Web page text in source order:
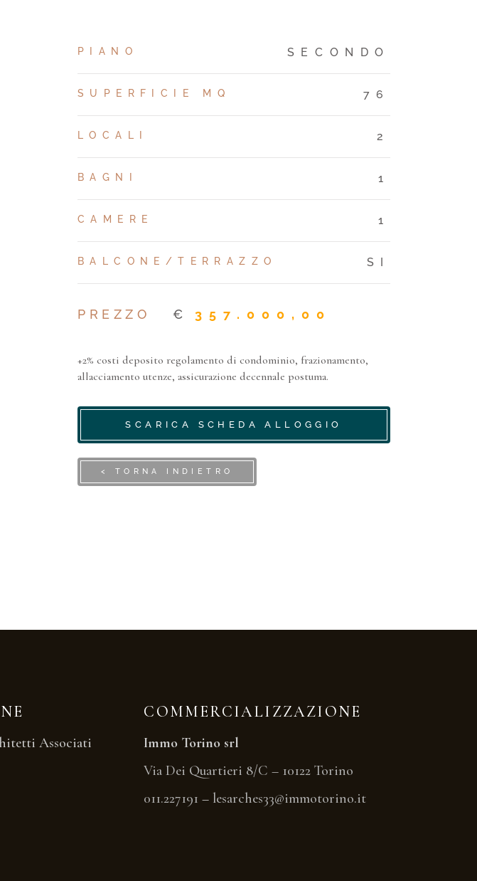
PIANO SECONDO
SUPERFICIE MQ 76
LOCALI 2
BAGNI 1
CAMERE 1
BALCONE/TERRAZZO SI
PREZZO € 357.000,00
+2% costi deposito regolamento di condominio, frazionamento,
allacciamento utenze, assicurazione decennale postuma.
SCARICA SCHEDA ALLOGGIO
< TORNA INDIETRO
Associati
COMMERCIALIZZAZIONE
Immo Torino srl
Via Dei Quartieri 8/C – 10122 Torino
011.227191 –lesarches33@immotorino.it